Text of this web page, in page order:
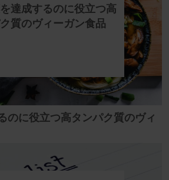
達成するのに役立つ高
質のヴィーガン食品
のに役立つ高タンパク質のヴィ